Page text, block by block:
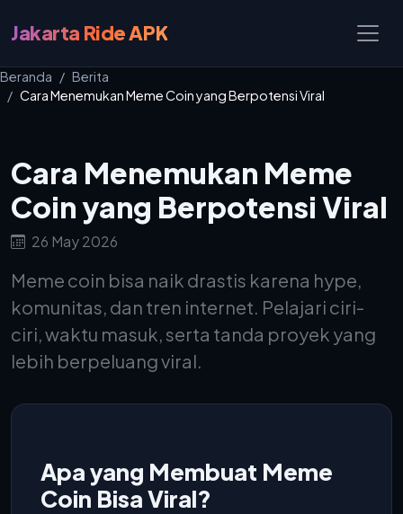
Jakarta Ride APK
Beranda
Berita
Cara Menemukan Meme Coin yang Berpotensi Viral
Cara Menemukan Meme
Coin yang Berpotensi Viral
26 May 2026
Meme coin bisa naik drastis karena hype,
komunitas, dan tren internet. Pelajari ciri-
ciri, waktu masuk, serta tanda proyek yang
lebih berpeluang viral.
Apa yang Membuat Meme
Coin Bisa Viral?